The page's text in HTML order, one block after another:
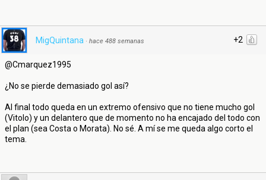
+2
MigQuintana · hace 488 semanas
@Cmarquez1995
¿No se pierde demasiado gol así?
Al final todo queda en un extremo ofensivo que no tiene mucho gol
(Vitolo) y un delantero que de momento no ha encajado del todo con
el plan (sea Costa o Morata). No sé. A mí se me queda algo corto el
tema.